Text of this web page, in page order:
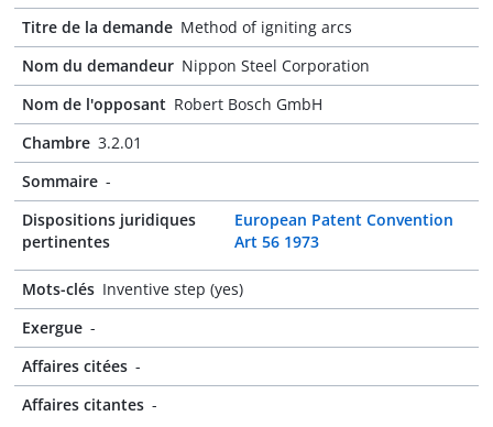
Titre de la demande Method of igniting arcs
Nom du demandeur Nippon Steel Corporation
Nom de l'opposant Robert Bosch GmbH
Chambre 3.2.01
Sommaire -
Dispositions juridiques
pertinentes
European Patent Convention
Art 56 1973
Mots-clés Inventive step (yes)
Exergue -
Affaires citées -
Affaires citantes -